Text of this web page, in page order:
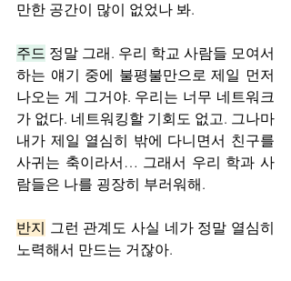
만한 공간이 많이 없었나 봐.
주드 정말 그래. 우리 학교 사람들 모여서
하는 얘기 중에 불평불만으로 제일 먼저
나오는 게 그거야. 우리는 너무 네트워크
가 없다. 네트워킹할 기회도 없고. 그나마
내가 제일 열심히 밖에 다니면서 친구를
사귀는 축이라서… 그래서 우리 학과 사
람들은 나를 굉장히 부러워해.
반지 그런 관계도 사실 네가 정말 열심히
노력해서 만드는 거잖아.